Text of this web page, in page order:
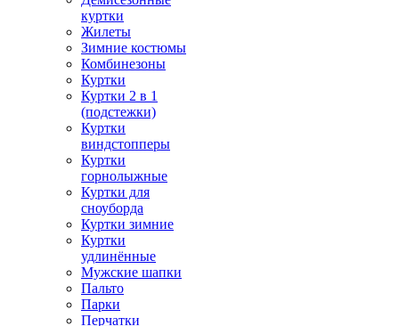
куртки
Жилеты
Зимние костюмы
Комбинезоны
Куртки
Куртки 2 в 1
(подстежки)
Куртки
виндстопперы
Куртки
горнолыжные
Куртки для
сноуборда
Куртки зимние
Куртки
удлинённые
Мужские шапки
Пальто
Парки
Перчатки